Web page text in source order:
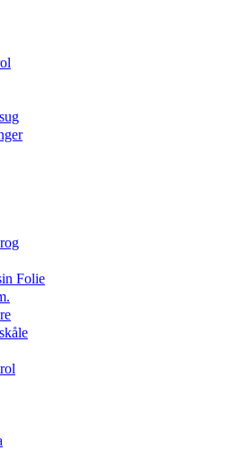
Folie